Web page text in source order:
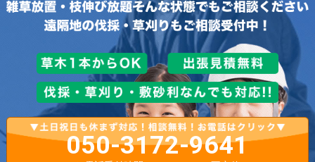
050-3172-9641